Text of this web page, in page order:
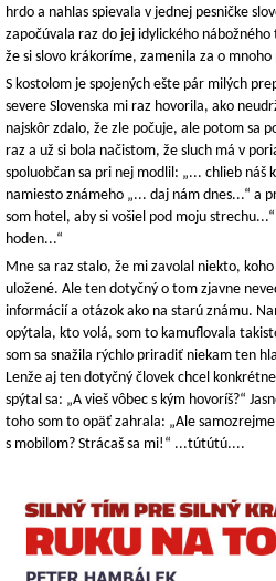
hrdo a nahlas spievala v jednej pesničke
započúvala raz do jej idylického
že si slovo krákoríme, zamenila za o
S kostolom je spojených ešte pár milých
severe Slovenska mi raz hovorila, ako
najskôr zdalo, že zle počuje, ale potom sa
raz a už si bola načistom, že sluch má v
spoluobčan sa pri nej modlil: „... chlieb náš
namiesto známeho „... daj nám dnes...“ a
som hotel, aby si vošiel pod moju
hoden...“
Mne sa raz stalo, že mi zavolal niekto,
uložené. Ale ten dotyčný o tom zjavne
informácií a otázok ako na starú známu.
opýtala, kto volá, som to kamuflovala
som sa snažila rýchlo priradiť niekam ten
Lenže aj ten dotyčný človek chcel
spýtal sa: „A vieš vôbec s kým hovoríš?“
toho som to opäť zahrala: „Ale
s mobilom? Strácaš sa mi!“ ...tútútú....